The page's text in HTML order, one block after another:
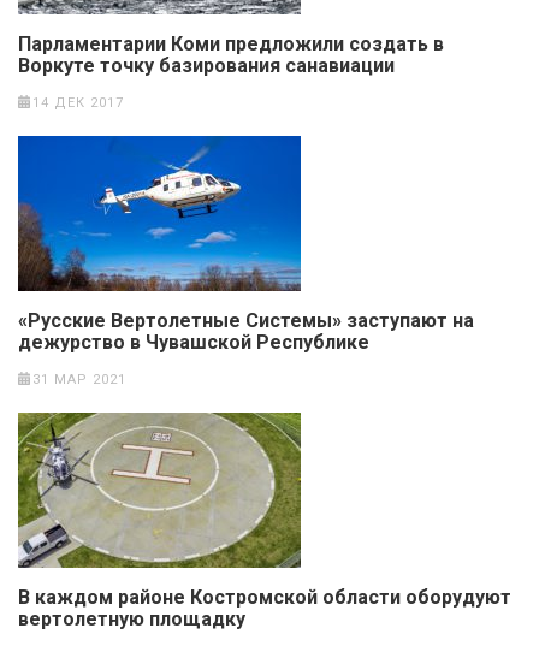
Парламентарии Коми предложили создать в
Воркуте точку базирования санавиации
14 ДЕК 2017
«Русские Вертолетные Системы» заступают на
дежурство в Чувашской Республике
31 МАР 2021
В каждом районе Костромской области оборудуют
вертолетную площадку